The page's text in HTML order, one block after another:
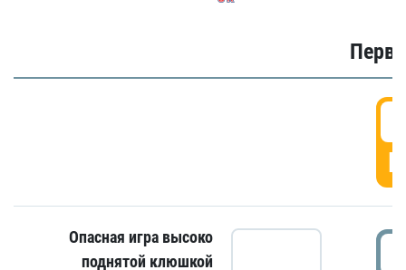
Опасная игра высоко
поднятой клюшкой